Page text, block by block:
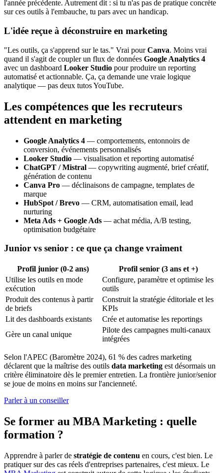
l'année précédente. Autrement dit : si tu n'as pas de pratique concrète
sur ces outils à l'embauche, tu pars avec un handicap.
L'idée reçue à déconstruire en marketing
"Les outils, ça s'apprend sur le tas." Vrai pourCanva. Moins vrai
quand il s'agit de coupler un flux de données Google Analytics 4
avec un dashboard Looker Studio pour produire un reporting
automatisé et actionnable. Ça, ça demande une vraie logique
analytique — pas deux tutos YouTube.
Les compétences que les recruteurs
attendent en marketing
Google Analytics 4 — comportements, entonnoirs de
conversion, événements personnalisés
Looker Studio — visualisation et reporting automatisé
ChatGPT / Mistral — copywriting augmenté, brief créatif,
génération de contenu
Canva Pro — déclinaisons de campagne, templates de
marque
HubSpot / Brevo — CRM, automatisation email, lead
nurturing
Meta Ads + Google Ads — achat média, A/B testing,
optimisation budgétaire
Junior vs senior : ce que ça change vraiment
Profil junior (0-2 ans)
Profil senior (3 ans et +)
Utilise les outils en mode
exécution
Configure, paramètre et optimise les
outils
Produit des contenus à partir
de briefs
Construit la stratégie éditoriale et les
KPIs
Lit des dashboards existants
Crée et automatise les reportings
Gère un canal unique
Pilote des campagnes multi-canaux
intégrées
Selon l'APEC (Baromètre 2024), 61 % des cadres marketing
déclarent que la maîtrise des outils data marketing est désormais un
critère éliminatoire dès le premier entretien. La frontière junior/senior
se joue de moins en moins sur l'ancienneté.
Parler à un conseiller
Se former au MBA Marketing : quelle
formation ?
Apprendre à parler de stratégie de contenu en cours, c'est bien. Le
pratiquer sur des cas réels d'entreprises partenaires, c'est mieux. Le